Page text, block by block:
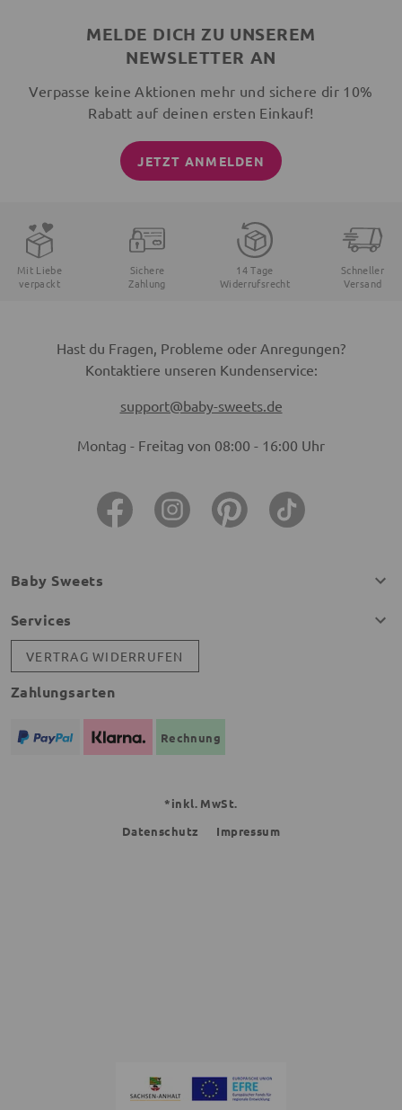
MELDE DICH ZU UNSEREM
NEWSLETTER AN
Verpasse keine Aktionen mehr und sichere dir 10%
Rabatt auf deinen ersten Einkauf!
JETZT ANMELDEN
Mit Liebe
verpackt
Sichere
Zahlung
14 Tage
Widerrufsrecht
Schneller
Versand
Hast du Fragen, Probleme oder Anregungen?
Kontaktiere unseren Kundenservice:
support@baby-sweets.de
Montag - Freitag von 08:00 - 16:00 Uhr
Baby Sweets
Services
VERTRAG WIDERRUFEN
Zahlungsarten
Rechnung
*inkl. MwSt.
Datenschutz
Impressum